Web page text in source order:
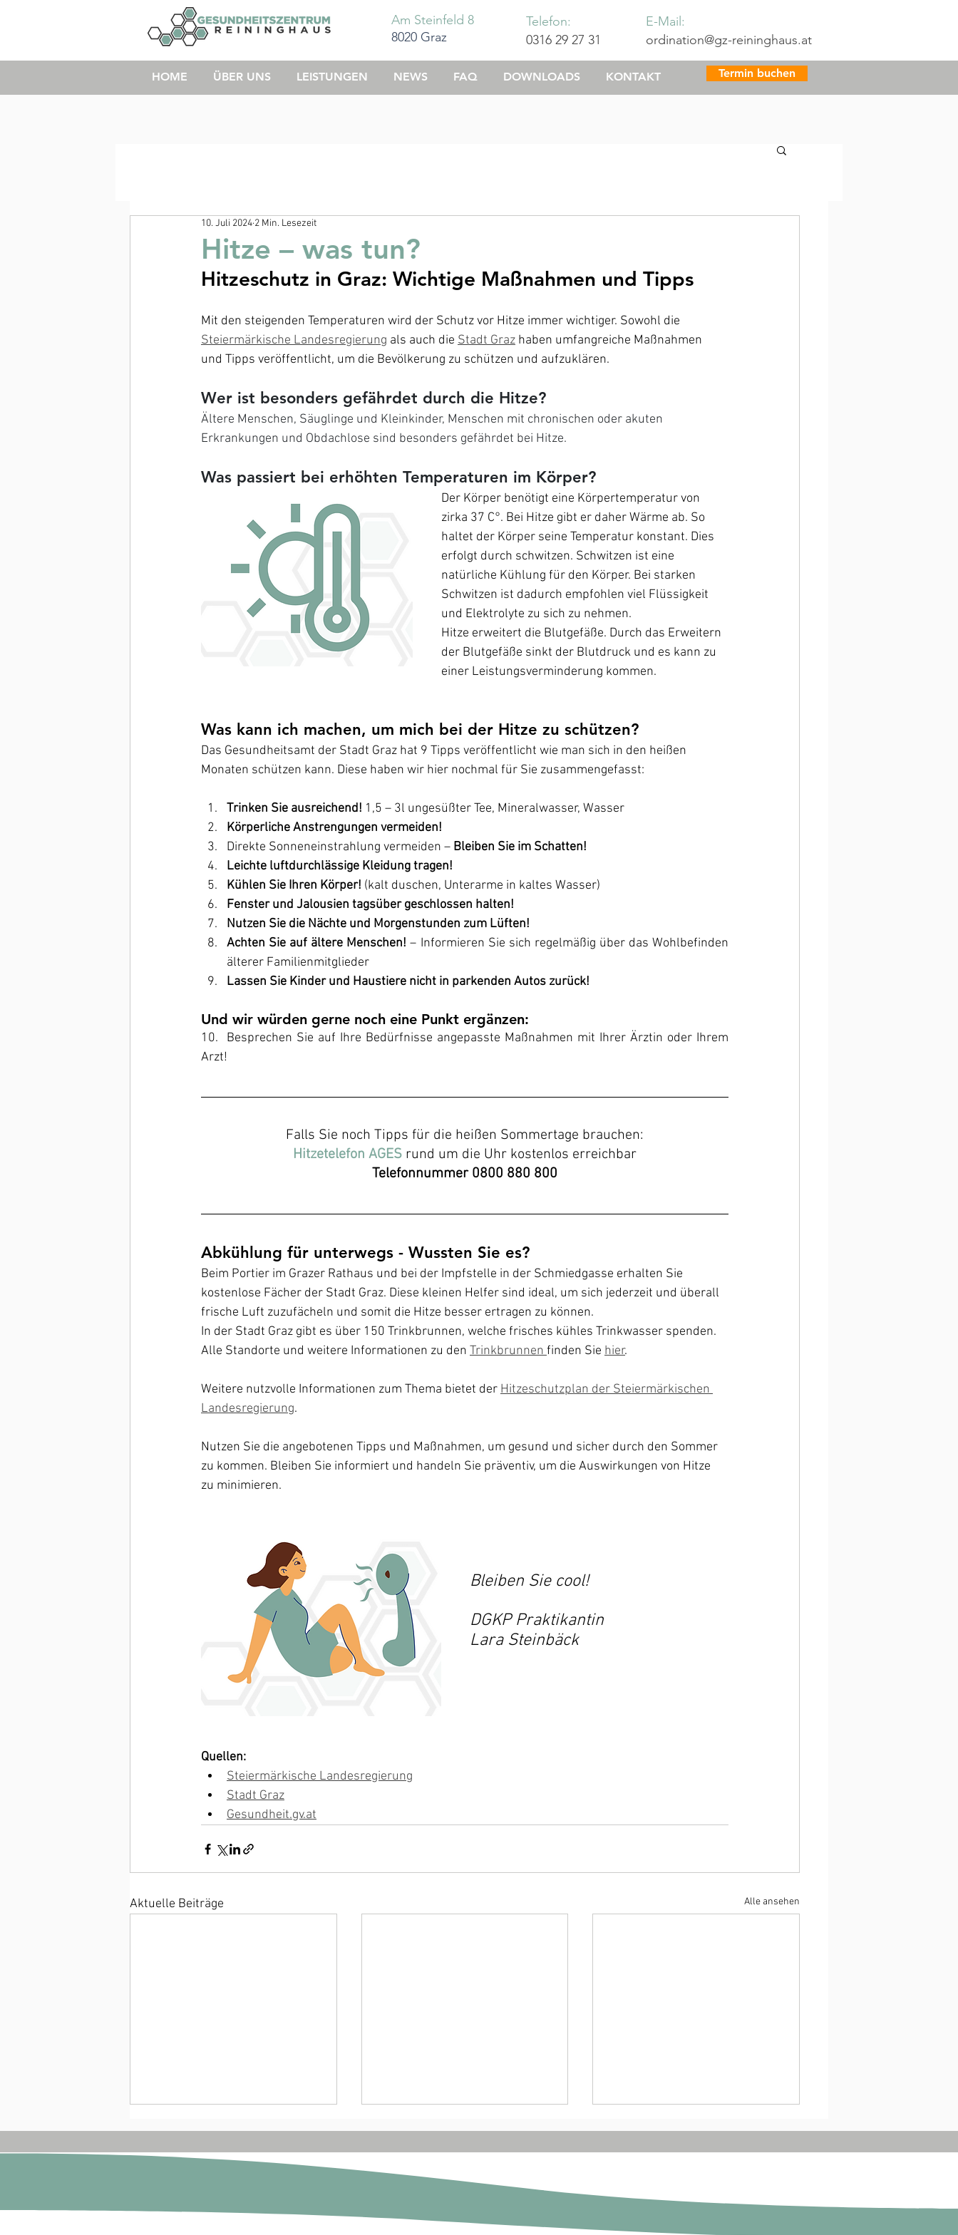
Am Steinfeld 8
8020 Graz
Telefon:
0316 29 27 31
E-Mail:
ordination@gz-reininghaus.at
HOME ÜBER UNS LEISTUNGEN NEWS FAQ DOWNLOADS KONTAKT Termin buchen
Hitze – was tun?
10. Juli 2024 2 Min. Lesezeit
Hitzeschutz in Graz: Wichtige Maßnahmen und Tipps
Mit den steigenden Temperaturen wird der Schutz vor Hitze immer wichtiger. Sowohl die
Steiermärkische Landesregierung als auch die Stadt Graz haben umfangreiche Maßnahmen
und Tipps veröffentlicht, um die Bevölkerung zu schützen und aufzuklären.
Wer ist besonders gefährdet durch die Hitze?
Ältere Menschen, Säuglinge und Kleinkinder, Menschen mit chronischen oder akuten
Erkrankungen und Obdachlose sind besonders gefährdet bei Hitze.
Was passiert bei erhöhten Temperaturen im Körper?
Der Körper benötigt eine Körpertemperatur von
zirka 37 C°. Bei Hitze gibt er daher Wärme ab. So
haltet der Körper seine Temperatur konstant. Dies
erfolgt durch schwitzen. Schwitzen ist eine
natürliche Kühlung für den Körper. Bei starken
Schwitzen ist dadurch empfohlen viel Flüssigkeit
und Elektrolyte zu sich zu nehmen.
Hitze erweitert die Blutgefäße. Durch das Erweitern
der Blutgefäße sinkt der Blutdruck und es kann zu
einer Leistungsverminderung kommen.
Was kann ich machen, um mich bei der Hitze zu schützen?
Das Gesundheitsamt der Stadt Graz hat 9 Tipps veröffentlicht wie man sich in den heißen
Monaten schützen kann. Diese haben wir hier nochmal für Sie zusammengefasst:
Trinken Sie ausreichend! 1,5 – 3l ungesüßter Tee, Mineralwasser, Wasser
Körperliche Anstrengungen vermeiden!
Direkte Sonneneinstrahlung vermeiden – Bleiben Sie im Schatten!
Leichte luftdurchlässige Kleidung tragen!
Kühlen Sie Ihren Körper! (kalt duschen, Unterarme in kaltes Wasser)
Fenster und Jalousien tagsüber geschlossen halten!
Nutzen Sie die Nächte und Morgenstunden zum Lüften!
Achten Sie auf ältere Menschen! – Informieren Sie sich regelmäßig über das Wohlbefinden
älterer Familienmitglieder
Lassen Sie Kinder und Haustiere nicht in parkenden Autos zurück!
Und wir würden gerne noch eine Punkt ergänzen:
10.  Besprechen Sie auf Ihre Bedürfnisse angepasste Maßnahmen mit Ihrer Ärztin oder Ihrem
Arzt!
Falls Sie noch Tipps für die heißen Sommertage brauchen:
Hitzetelefon AGES rund um die Uhr kostenlos erreichbar
Telefonnummer 0800 880 800
Abkühlung für unterwegs - Wussten Sie es?
Beim Portier im Grazer Rathaus und bei der Impfstelle in der Schmiedgasse erhalten Sie
kostenlose Fächer der Stadt Graz. Diese kleinen Helfer sind ideal, um sich jederzeit und überall
frische Luft zuzufächeln und somit die Hitze besser ertragen zu können.
In der Stadt Graz gibt es über 150 Trinkbrunnen, welche frisches kühles Trinkwasser spenden.
Alle Standorte und weitere Informationen zu den Trinkbrunnen finden Sie hier.
Weitere nutzvolle Informationen zum Thema bietet der Hitzeschutzplan der Steiermärkischen
Landesregierung.
Nutzen Sie die angebotenen Tipps und Maßnahmen, um gesund und sicher durch den Sommer
zu kommen. Bleiben Sie informiert und handeln Sie präventiv, um die Auswirkungen von Hitze
zu minimieren​.
Bleiben Sie cool!
DGKP Praktikantin
Lara Steinbäck
Quellen:
Steiermärkische Landesregierung
Stadt Graz
Gesundheit.gv.at
Aktuelle Beiträge Alle ansehen